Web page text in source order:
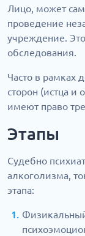
Лицо, может
проведение
учреждение.
обследования.
Часто в рамках
сторон (истца и
имеют право
Этапы
Судебно
алкоголизма,
этапа: